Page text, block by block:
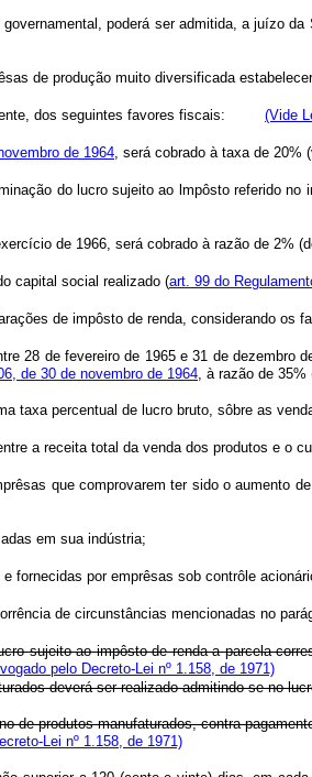
poderá ser admitida, a juízo
de produção muito diversificada
dos seguintes favores fiscais: (Vide
de 1964, será cobrado à taxa de 20%
do lucro sujeito ao lmpôsto referido
de 1966, será cobrado à razão de 2%
capital social realizado (art. 99 do
de impôsto de renda, considerando os
28 de fevereiro de 1965 e 31 de
de 30 de novembro de 1964, à razão de 35%
taxa percentual de lucro bruto, sôbre as
a receita total da venda dos produtos e o
que comprovarem ter sido o aumento
em sua indústria;
fornecidas por emprêsas sob contrôle
de circunstâncias mencionadas no
sujeito ao impôsto de renda a parcela
pelo Decreto-Lei nº 1.158, de 1971)
deverá ser realizado admitindo-se no
de produtos manufaturados, contra
Lei nº 1.158, de 1971)